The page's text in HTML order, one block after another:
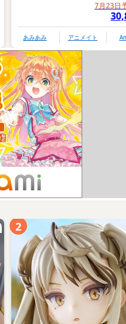
7月23日
あみあみ アニメイト
2